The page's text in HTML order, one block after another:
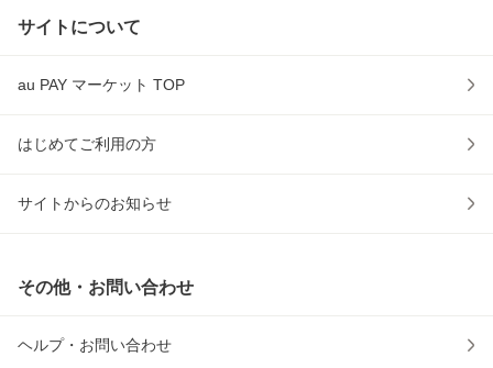
サイトについて
au PAY マーケット TOP
はじめてご利用の方
サイトからのお知らせ
その他・お問い合わせ
ヘルプ・お問い合わせ